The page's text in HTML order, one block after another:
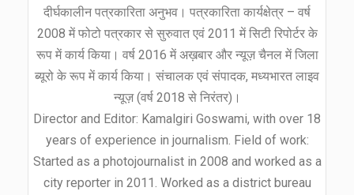
दीर्घकालीन पत्रकारिता अनुभव। पत्रकारिता कार्यक्षेत्र – वर्ष
2008 में फोटो पत्रकार से सुरुवात एवं 2011 में सिटी रिपोर्टर के
रूप में कार्य किया। वर्ष 2016 में अख़बार और न्यूज़ चैनल में जिला
ब्यूरो के रूप में कार्य किया। संचालक एवं संपादक, मध्यभारत लाइव
न्यूज़ (वर्ष 2018 से निरंतर)।
Director and Editor: Kamalgiri Goswami, with over 18
years of experience in journalism. Field of work:
Started as a photojournalist in 2008 and worked as a
city reporter in 2011. Worked as a district bureau